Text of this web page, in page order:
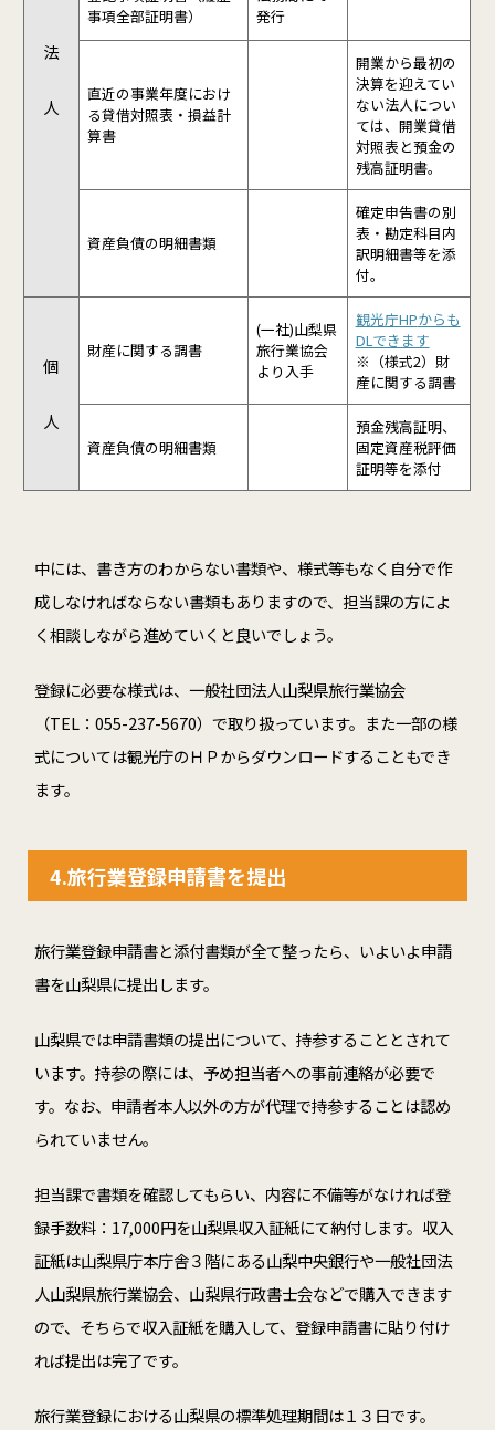
法
人
事項全部証明書）
発行
直近の事業年度におけ
る貸借対照表・損益計
算書
開業から最初の
決算を迎えてい
ない法人につい
ては、開業貸借
対照表と預金の
残高証明書。
資産負債の明細書類
確定申告書の別
表・勘定科目内
訳明細書等を添
付。
個
人
財産に関する調書
(一社)山梨県
旅行業協会
より入手
観光庁HPからも
DLできます
※（様式2）財
産に関する調書
資産負債の明細書類
預金残高証明、
固定資産税評価
証明等を添付
中には、書き方のわからない書類や、様式等もなく自分で作
成しなければならない書類もありますので、担当課の方によ
く相談しながら進めていくと良いでしょう。
登録に必要な様式は、一般社団法人山梨県旅行業協会
（TEL：055-237-5670）で取り扱っています。また一部の様
式については観光庁のＨＰからダウンロードすることもでき
ます。
4.旅行業登録申請書を提出
旅行業登録申請書と添付書類が全て整ったら、いよいよ申請
書を山梨県に提出します。
山梨県では申請書類の提出について、持参することとされて
います。持参の際には、予め担当者への事前連絡が必要で
す。なお、申請者本人以外の方が代理で持参することは認め
られていません。
担当課で書類を確認してもらい、内容に不備等がなければ登
録手数料：17,000円を山梨県収入証紙にて納付します。収入
証紙は山梨県庁本庁舎３階にある山梨中央銀行や一般社団法
人山梨県旅行業協会、山梨県行政書士会などで購入できます
ので、そちらで収入証紙を購入して、登録申請書に貼り付け
れば提出は完了です。
旅行業登録における山梨県の標準処理期間は１３日です。